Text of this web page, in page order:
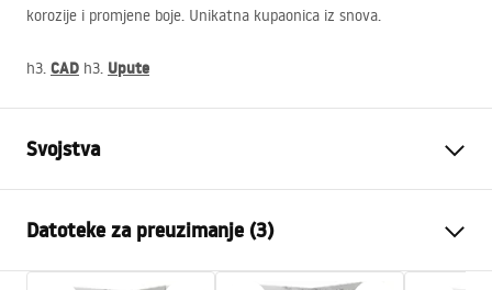
korozije i promjene boje. Unikatna kupaonica iz snova.
h3. CAD h3. Upute
Svojstva
Materijal
Mjed, ABS
Vrsta slavine
Jednoručna
Datoteke za preuzimanje (3)